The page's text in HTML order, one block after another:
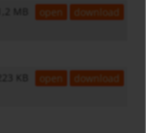
open download
223 KB open download